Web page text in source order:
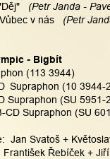
(Petr Janda -
v nás
(Petr
- Bigbít
(113 3944)
Supraphon (10 3944-
Supraphon (SU 5951-
CD Supraphon (SU
Jan Svatoš +
František Řebíček +